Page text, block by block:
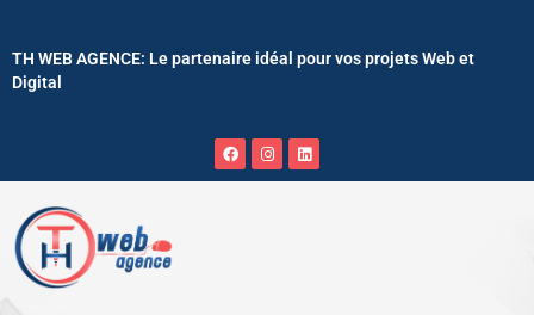
TH WEB AGENCE: Le partenaire idéal pour vos projets Web et
Digital